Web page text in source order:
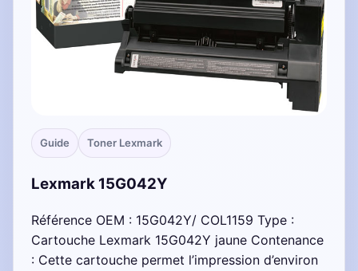
Guide Toner Lexmark
Lexmark 15G042Y
Référence OEM : 15G042Y/ COL1159 Type :
Cartouche Lexmark 15G042Y jaune Contenance
: Cette cartouche permet l’impression d’environ